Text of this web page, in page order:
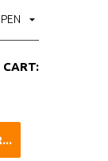
CART: